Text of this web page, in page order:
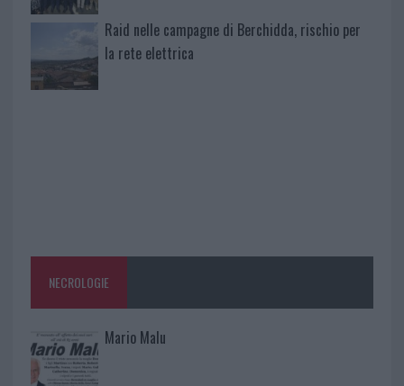
Raid nelle campagne di Berchidda, rischio per
la rete elettrica
NECROLOGIE
Mario Malu